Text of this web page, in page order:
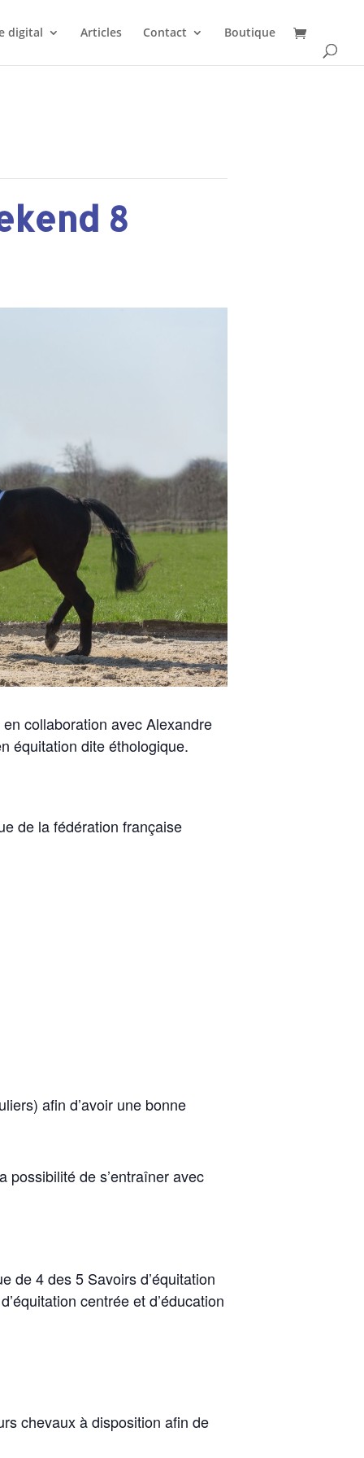
digital Articles Contact Boutique
8
collaboration avec Alexandre
équitation dite éthologique.
de la fédération française
afin d’avoir une bonne
possibilité de s’entraîner avec
de 4 des 5 Savoirs d’équitation
centrée et d’éducation
chevaux à disposition afin de